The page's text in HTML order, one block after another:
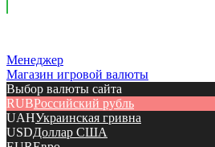
Менеджер
Магазин игровой валюты
Выбор валюты сайта
RUBРоссийский рубль
UAHУкраинская гривна
USDДоллар США